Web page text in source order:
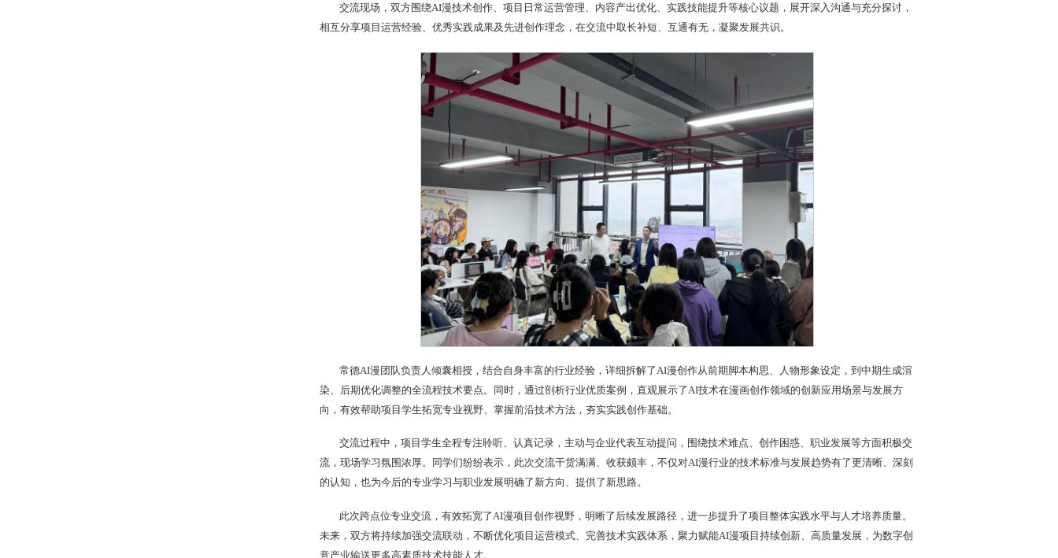
交流现场，双方围绕AI漫技术创作、项目日常运营管理、内容产出优化、实践技能提升等核心议题，展开深入沟通与充分探讨，
相互分享项目运营经验、优秀实践成果及先进创作理念，在交流中取长补短、互通有无，凝聚发展共识。
常德AI漫团队负责人倾囊相授，结合自身丰富的行业经验，详细拆解了AI漫创作从前期脚本构思、人物形象设定，到中期生成渲
染、后期优化调整的全流程技术要点。同时，通过剖析行业优质案例，直观展示了AI技术在漫画创作领域的创新应用场景与发展方
向，有效帮助项目学生拓宽专业视野、掌握前沿技术方法，夯实实践创作基础。
交流过程中，项目学生全程专注聆听、认真记录，主动与企业代表互动提问，围绕技术难点、创作困惑、职业发展等方面积极交
流，现场学习氛围浓厚。同学们纷纷表示，此次交流干货满满、收获颇丰，不仅对AI漫行业的技术标准与发展趋势有了更清晰、深刻
的认知，也为今后的专业学习与职业发展明确了新方向、提供了新思路。
此次跨点位专业交流，有效拓宽了AI漫项目创作视野，明晰了后续发展路径，进一步提升了项目整体实践水平与人才培养质量。
未来，双方将持续加强交流联动，不断优化项目运营模式、完善技术实践体系，聚力赋能AI漫项目持续创新、高质量发展，为数字创
意产业输送更多高素质技术技能人才。